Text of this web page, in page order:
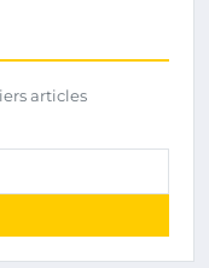
articles